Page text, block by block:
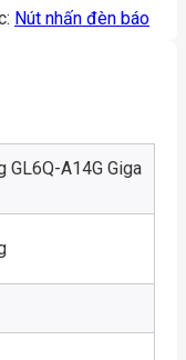
Nút nhấn đèn báo
GL6Q-A14G Giga